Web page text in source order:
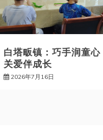
白塔畈镇：巧手润童心
关爱伴成长
2026年7月16日